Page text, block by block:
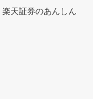
楽天証券のあんしん